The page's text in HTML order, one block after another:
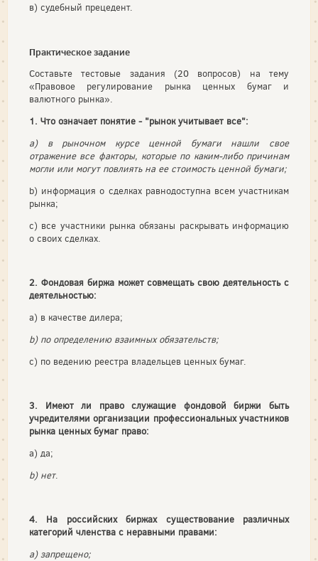
в) судебный прецедент.
Практическое задание
Составьте тестовые задания (20 вопросов) на тему
«Правовое регулирование рынка ценных бумаг и
валютного рынка».
1. Что означает понятие - "рынок учитывает все":
a) в рыночном курсе ценной бумаги нашли свое
отражение все факторы, которые по каким-либо причинам
могли или могут повлиять на ее стоимость ценной бумаги;
b) информация о сделках равнодоступна всем участникам
рынка;
c) все участники рынка обязаны раскрывать информацию
о своих сделках.
2. Фондовая биржа может совмещать свою деятельность с
деятельностью:
a) в качестве дилера;
b) по определению взаимных обязательств;
c) по ведению реестра владельцев ценных бумаг.
3. Имеют ли право служащие фондовой биржи быть
учредителями организации профессиональных участников
рынка ценных бумаг право:
a) да;
b) нет.
4. На российских биржах существование различных
категорий членства с неравными правами:
а) запрещено;